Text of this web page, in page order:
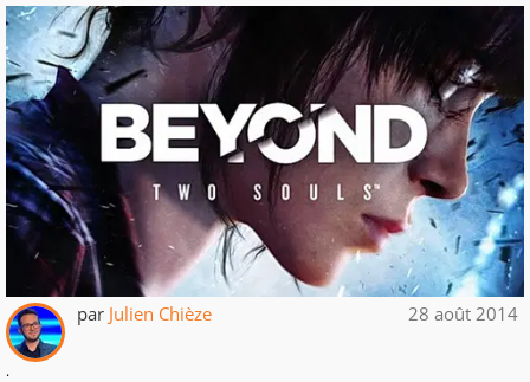
par Julien Chièze 28 août 2014
.